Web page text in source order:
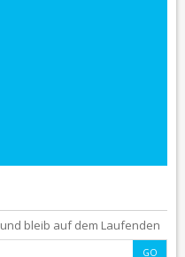
bleib auf dem Laufenden